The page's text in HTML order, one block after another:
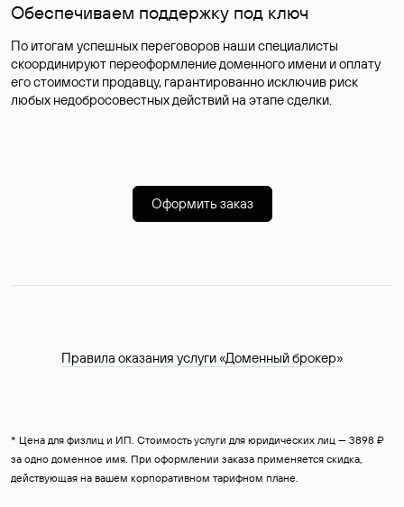
Обеспечиваем поддержку под ключ
По итогам успешных переговоров наши специалисты
скоординируют переоформление доменного имени и оплату
его стоимости продавцу, гарантированно исключив риск
любых недобросовестных действий на этапе сделки.
Оформить заказ
Правила оказания услуги «Доменный брокер»
* Цена для физлиц и ИП. Стоимость услуги для юридических лиц — 3898 ₽
за одно доменное имя. При оформлении заказа применяется скидка,
действующая на вашем корпоративном тарифном плане.